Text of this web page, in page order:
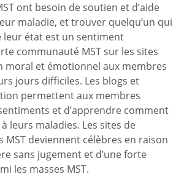
ont besoin de soutien et d’aide
maladie, et trouver quelqu’un qui
état est un sentiment
communauté MST sur les sites
moral et émotionnel aux membres
jours difficiles. Les blogs et
permettent aux membres
et d’apprendre comment
leurs maladies. Les sites de
MST deviennent célèbres en raison
sans jugement et d’une forte
les masses MST.